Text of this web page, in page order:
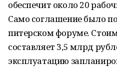
обеспечит около 20
Само соглашение было
питерском форуме.
составляет 3,5 млрд
эксплуатацию